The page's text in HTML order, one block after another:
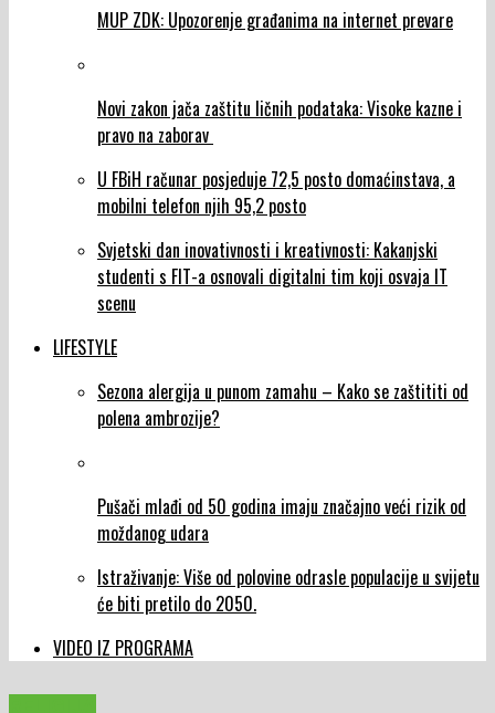
MUP ZDK: Upozorenje građanima na internet prevare
Novi zakon jača zaštitu ličnih podataka: Visoke kazne i
pravo na zaborav
U FBiH računar posjeduje 72,5 posto domaćinstava, a
mobilni telefon njih 95,2 posto
Svjetski dan inovativnosti i kreativnosti: Kakanjski
studenti s FIT-a osnovali digitalni tim koji osvaja IT
scenu
LIFESTYLE
Sezona alergija u punom zamahu – Kako se zaštititi od
polena ambrozije?
Pušači mlađi od 50 godina imaju značajno veći rizik od
moždanog udara
Istraživanje: Više od polovine odrasle populacije u svijetu
će biti pretilo do 2050.
VIDEO IZ PROGRAMA